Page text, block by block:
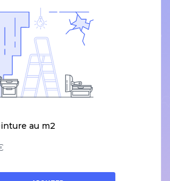
au m2